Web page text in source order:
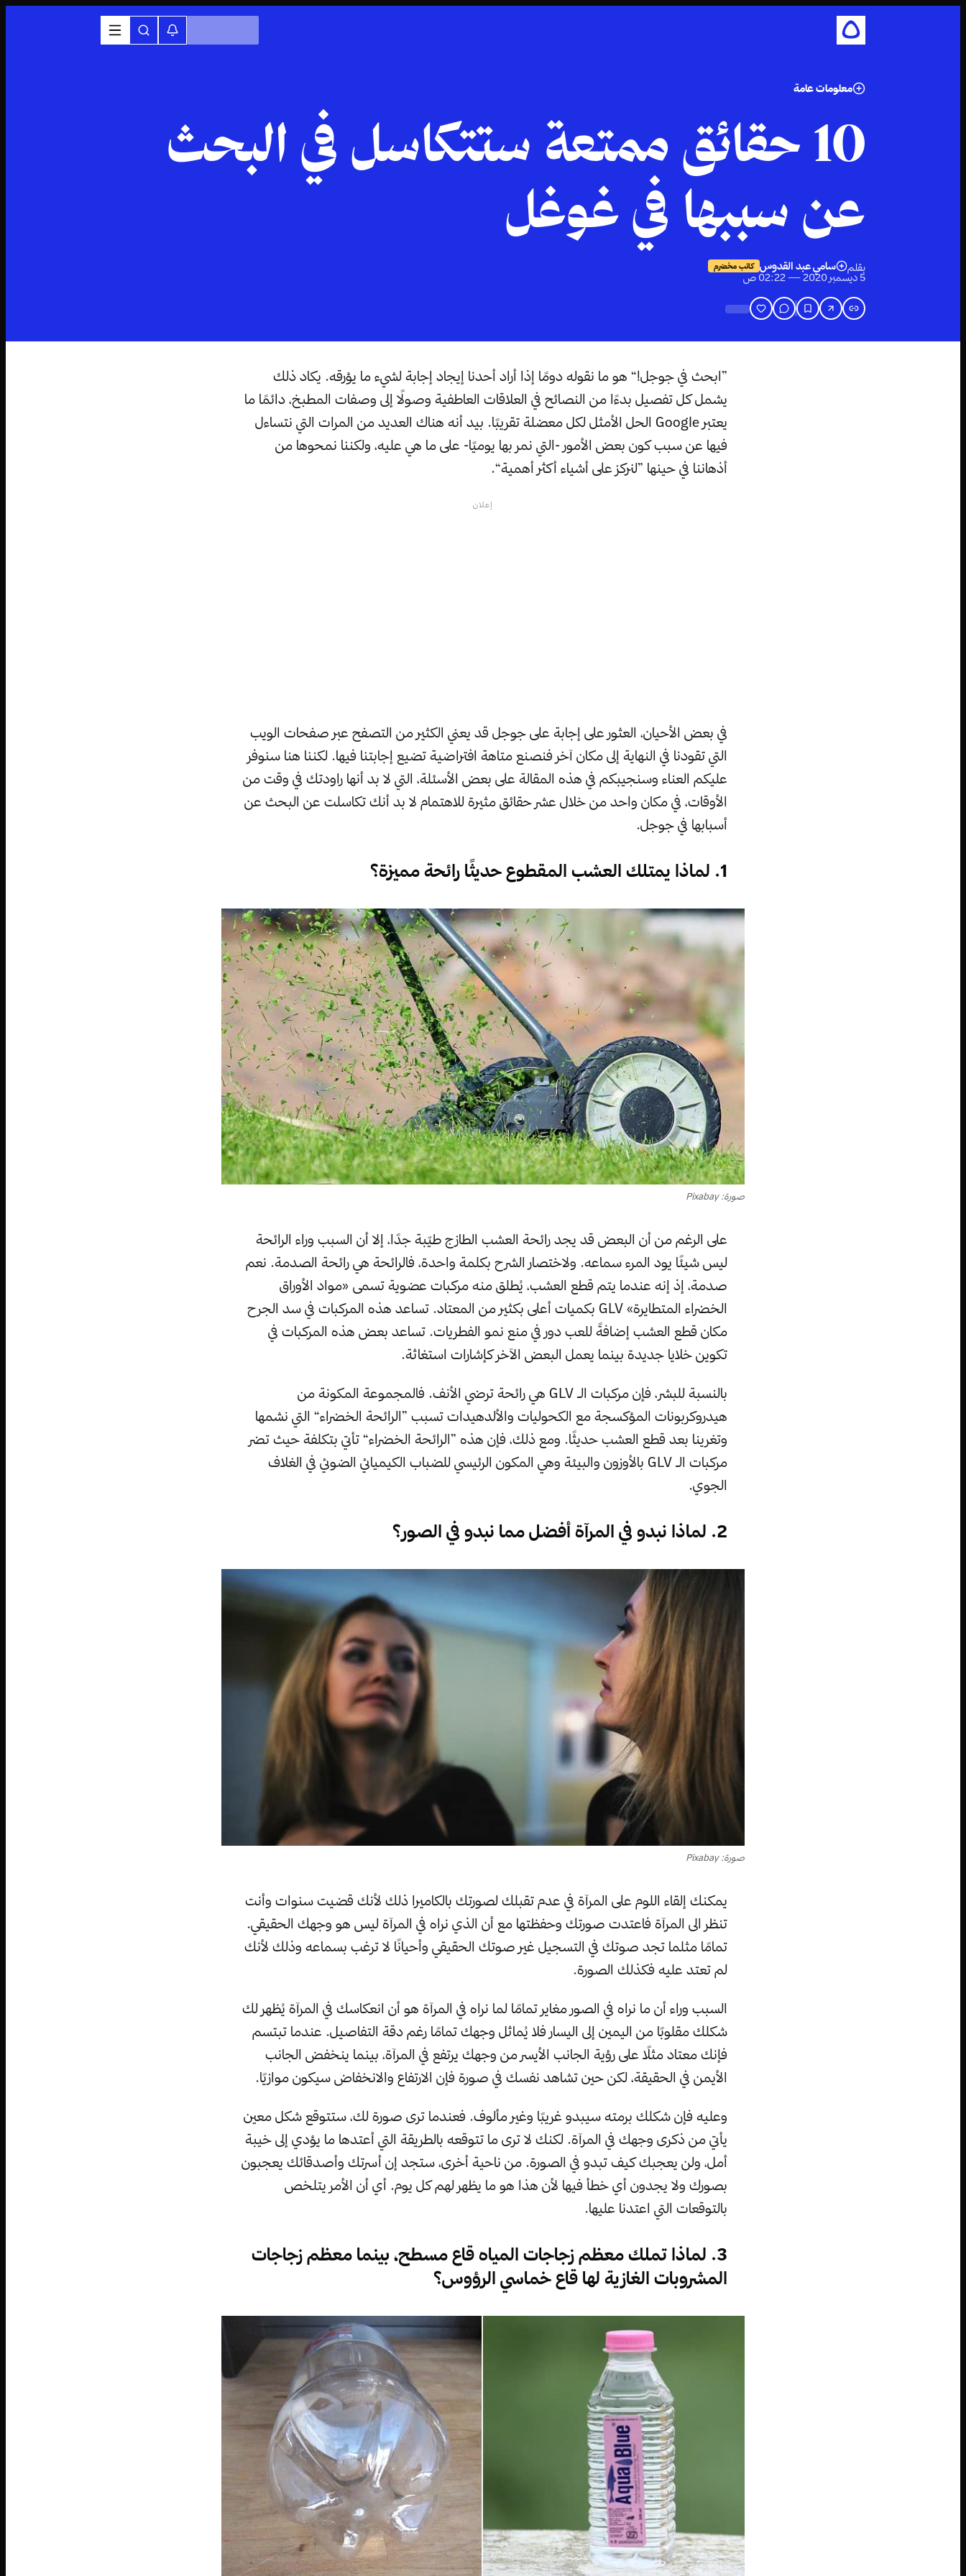
معلومات عامة
10 حقائق ممتعة ستتكاسل في البحث
عن سببها في غوغل
بقلم سامي عبد القدوس كاتب مخضرم
5 ديسمبر 2020 — 02:22 ص
”ابحث في جوجل!“ هو ما نقوله دومًا إذا أراد أحدنا إيجاد إجابة لشيء ما يؤرقه. يكاد ذلك
يشمل كل تفصيل بدءًا من النصائح في العلاقات العاطفية وصولًا إلى وصفات المطبخ، دائمًا ما
يعتبر Google الحل الأمثل لكل معضلة تقريبًا. بيد أنه هناك العديد من المرات التي نتساءل
فيها عن سبب كون بعض الأمور -التي نمر بها يوميًا- على ما هي عليه، ولكننا نمحوها من
أذهاننا في حينها ”لنركز على أشياء أكثر أهمية“.
إعلان
في بعض الأحيان، العثور على إجابة على جوجل قد يعني الكثير من التصفح عبر صفحات الويب
التي تقودنا في النهاية إلى مكان آخر فنصنع متاهة افتراضية تضيع إجابتنا فيها. لكننا هنا سنوفر
عليكم العناء وسنجيبكم في هذه المقالة على بعض الأسئلة، التي لا بد أنها راودتك في وقت من
الأوقات، في مكان واحد من خلال عشر حقائق مثيرة للاهتمام لا بد أنك تكاسلت عن البحث عن
أسبابها في جوجل.
1. لماذا يمتلك العشب المقطوع حديثًا رائحة مميزة؟
صورة: Pixabay
على الرغم من أن البعض قد يجد رائحة العشب الطازج طيّبة جدًا، إلا أن السبب وراء الرائحة
ليس شيئًا يود المرء سماعه. ولاختصار الشرح بكلمة واحدة، فالرائحة هي رائحة الصدمة. نعم
صدمة، إذ إنه عندما يتم قطع العشب، يُطلق منه مركبات عضوية تسمى «مواد الأوراق
الخضراء المتطايرة» GLV بكميات أعلى بكثير من المعتاد. تساعد هذه المركبات في سد الجرح
مكان قطع العشب إضافةً للعب دور في منع نمو الفطريات. تساعد بعض هذه المركبات في
تكوين خلايا جديدة بينما يعمل البعض الآخر كإشارات استغاثة.
بالنسبة للبشر، فإن مركبات الـ GLV هي رائحة ترضي الأنف. فالمجموعة المكونة من
هيدروكربونات المؤكسجة مع الكحوليات والألدهيدات تسبب ”الرائحة الخضراء“ التي نشمها
وتغرينا بعد قطع العشب حديثًا. ومع ذلك، فإن هذه ”الرائحة الخضراء“ تأتي بتكلفة حيث تضر
مركبات الـ GLV بالأوزون والبيئة وهي المكون الرئيسي للضباب الكيميائي الضوئي في الغلاف
الجوي.
2. لماذا نبدو في المرآة أفضل مما نبدو في الصور؟
صورة: Pixabay
يمكنك إلقاء اللوم على المرآة في عدم تقبلك لصورتك بالكاميرا ذلك لأنك قضيت سنوات وأنت
تنظر الى المرآة فاعتدت صورتك وحفظتها مع أن الذي نراه في المرآة ليس هو وجهك الحقيقي.
تمامًا مثلما تجد صوتك في التسجيل غير صوتك الحقيقي وأحيانًا لا ترغب بسماعه وذلك لأنك
لم تعتد عليه فكذلك الصورة.
السبب وراء أن ما نراه في الصور مغاير تمامًا لما نراه في المرآة هو أن انعكاسك في المرآة يُظهر لك
شكلك مقلوبًا من اليمين إلى اليسار فلا يُماثل وجهك تمامًا رغم دقة التفاصيل. عندما تبتسم
فإنك معتاد مثلًا على رؤية الجانب الأيسر من وجهك يرتفع في المرآة، بينما ينخفض الجانب
الأيمن في الحقيقة، لكن حين تشاهد نفسك في صورة فإن الارتفاع والانخفاض سيكون موازيًا.
وعليه فإن شكلك برمته سيبدو غريبًا وغير مألوف. فعندما ترى صورة لك، ستتوقع شكل معين
يأتي من ذكرى وجهك في المرآة. لكنك لا ترى ما تتوقعه بالطريقة التي أعتدها ما يؤدي إلى خيبة
أمل، ولن يعجبك كيف تبدو في الصورة. من ناحية أخرى، ستجد إن أسرتك وأصدقائك يعجبون
بصورك ولا يجدون أي خطأ فيها لأن هذا هو ما يظهر لهم كل يوم. أي أن الأمر يتلخص
بالتوقعات التي اعتدنا عليها.
3. لماذا تملك معظم زجاجات المياه قاع مسطح، بينما معظم زجاجات
المشروبات الغازية لها قاع خماسي الرؤوس؟